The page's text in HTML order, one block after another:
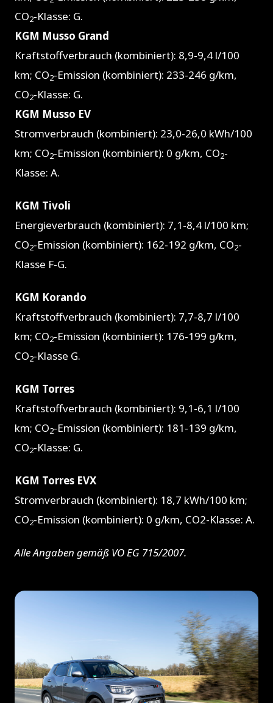
CO2-Klasse: G.
KGM Musso Grand
Kraftstoffverbrauch (kombiniert): 8,9-9,4 l/100
km; CO2-Emission (kombiniert): 233-246 g/km,
CO2-Klasse: G.
KGM Musso EV
Stromverbrauch (kombiniert): 23,0-26,0 kWh/100
km; CO2-Emission (kombiniert): 0 g/km, CO2-
Klasse: A.
KGM Tivoli
Energieverbrauch (kombiniert): 7,1-8,4 l/100 km;
CO2-Emission (kombiniert): 162-192 g/km, CO2-
Klasse F-G.
KGM Korando
Kraftstoffverbrauch (kombiniert): 7,7-8,7 l/100
km; CO2-Emission (kombiniert): 176-199 g/km,
CO2-Klasse G.
KGM Torres
Kraftstoffverbrauch (kombiniert): 9,1-6,1 l/100
km; CO2-Emission (kombiniert): 181-139 g/km,
CO2-Klasse: G.
KGM Torres EVX
Stromverbrauch (kombiniert): 18,7 kWh/100 km;
CO2-Emission (kombiniert): 0 g/km, CO2-Klasse: A.
Alle Angaben gemäß VO EG 715/2007.